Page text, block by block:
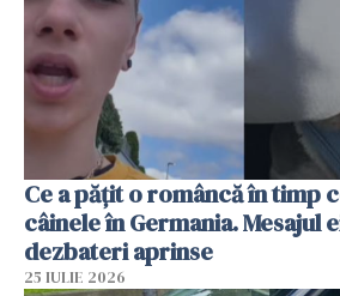
Ce a pățit o româncă în timp
câinele în Germania. Mesajul
dezbateri aprinse
25 IULIE 2026